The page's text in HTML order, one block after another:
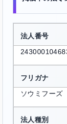
法人番号
フリガナ
ソウミフーズ
法人種別